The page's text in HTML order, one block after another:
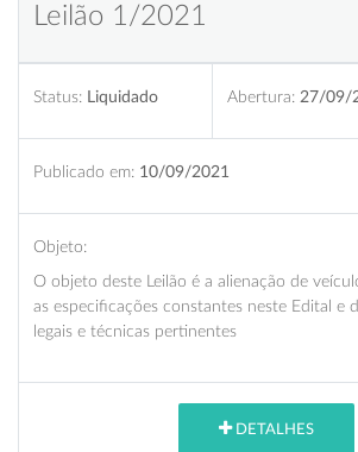
Leilão 1/2021
Status: Liquidado Abertura: 27/09/
Publicado em: 10/09/2021
Objeto:
O objeto deste Leilão é a alienação de
as especificações constantes neste Edital e
legais e técnicas pertinentes
DETALHES